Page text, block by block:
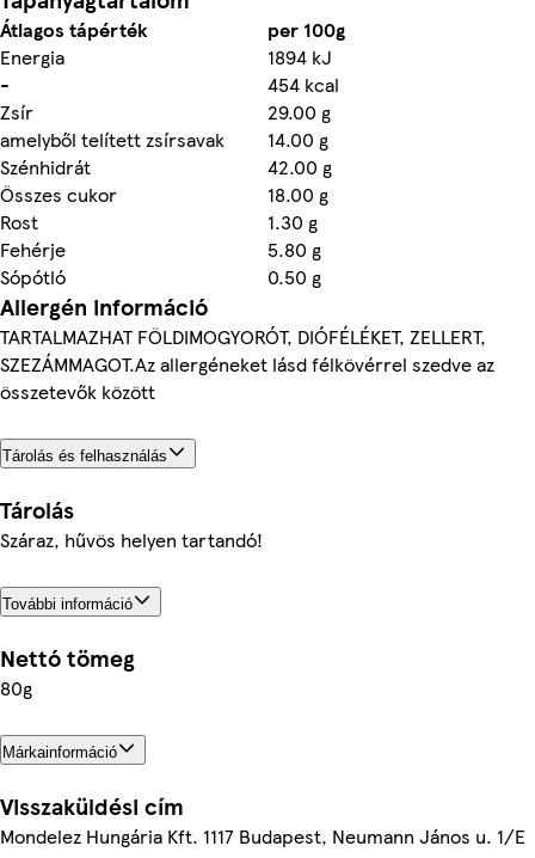
Átlagos tápérték
per 100g
Energia
1894 kJ
-
454 kcal
Zsír
29.00 g
amelyből telített zsírsavak
14.00 g
Szénhidrát
42.00 g
Összes cukor
18.00 g
Rost
1.30 g
Fehérje
5.80 g
Sópótló
0.50 g
Allergén információ
TARTALMAZHAT FÖLDIMOGYORÓT, DIÓFÉLÉKET, ZELLERT,
SZEZÁMMAGOT.Az allergéneket lásd félkövérrel szedve az
összetevők között
Tárolás és felhasználás
Tárolás
Száraz, hűvös helyen tartandó!
További információ
Nettó tömeg
80g
Márkainformáció
Visszaküldési cím
Mondelez Hungária Kft. 1117 Budapest, Neumann János u. 1/E